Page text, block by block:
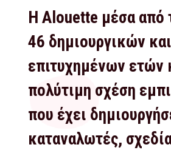
Η Alouette μέσα από
46 δημιουργικών και
επιτυχημένων ετών
πολύτιμη σχέση
που έχει
καταναλωτές,